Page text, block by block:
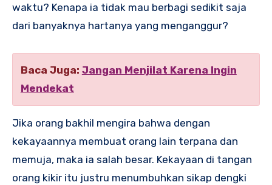
waktu? Kenapa ia tidak mau berbagi sedikit saja
dari banyaknya hartanya yang menganggur?
Baca Juga: Jangan Menjilat Karena Ingin
Mendekat
Jika orang bakhil mengira bahwa dengan
kekayaannya membuat orang lain terpana dan
memuja, maka ia salah besar. Kekayaan di tangan
orang kikir itu justru menumbuhkan sikap dengki